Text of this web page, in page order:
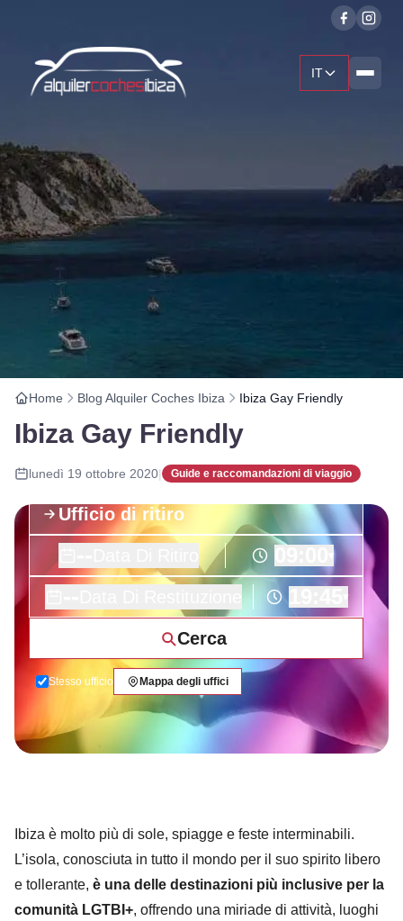
IT
Cerca
Stesso ufficio Mappa degli uffici
Home Blog Alquiler Coches Ibiza Ibiza Gay Friendly
Ibiza Gay Friendly
lunedì 19 ottobre 2020| Guide e raccomandazioni di viaggio
Ibiza è molto più di sole, spiagge e feste interminabili.
L’isola, conosciuta in tutto il mondo per il suo spirito libero
e tollerante, è una delle destinazioni più inclusive per la
comunità LGTBI+, offrendo una miriade di attività, luoghi